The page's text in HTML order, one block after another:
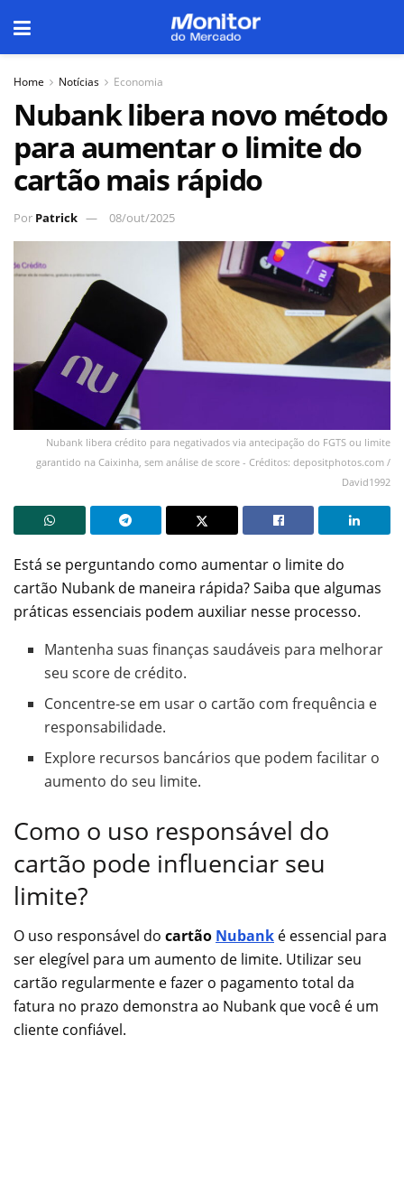
Home Notícias Economia
Nubank libera novo método
para aumentar o limite do
cartão mais rápido
Por Patrick 08/out/2025
Nubank libera crédito para negativados via antecipação do FGTS ou limite
garantido na Caixinha, sem análise de score - Créditos: depositphotos.com /
David1992
Está se perguntando como aumentar o limite do
cartão Nubank de maneira rápida? Saiba que algumas
práticas essenciais podem auxiliar nesse processo.
Mantenha suas finanças saudáveis para melhorar
seu score de crédito.
Concentre-se em usar o cartão com frequência e
responsabilidade.
Explore recursos bancários que podem facilitar o
aumento do seu limite.
Como o uso responsável do
cartão pode influenciar seu
limite?
O uso responsável do cartão Nubank é essencial para
ser elegível para um aumento de limite. Utilizar seu
cartão regularmente e fazer o pagamento total da
fatura no prazo demonstra ao Nubank que você é um
cliente confiável.